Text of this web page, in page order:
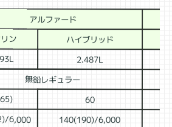
アルファード
ン ハイブリッド
2.487L
無鉛レギュラー
60
6,000 140(190)/6,000